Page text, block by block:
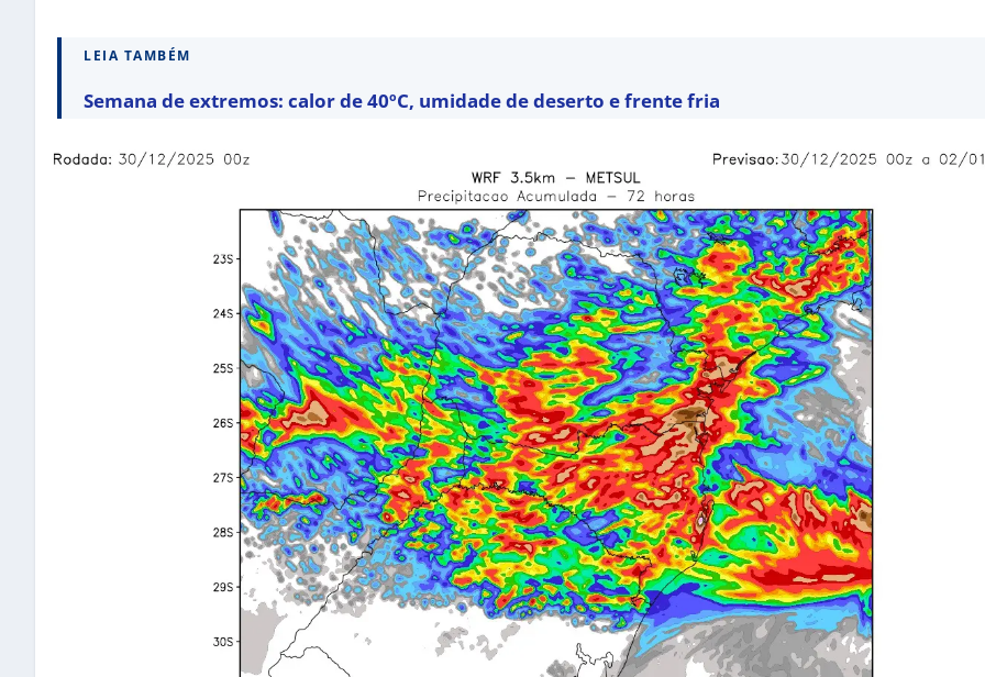
LEIA TAMBÉM
Semana de extremos: calor de 40ºC, umidade de deserto e frente fria